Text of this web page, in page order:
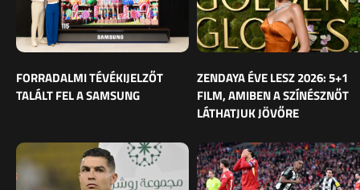
FORRADALMI TÉVÉKIJELZŐT
TALÁLT FEL A SAMSUNG
ZENDAYA ÉVE LESZ 2026: 5+1
FILM, AMIBEN A SZÍNÉSZNŐT
LÁTHATJUK JÖVŐRE